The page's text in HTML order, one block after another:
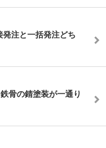
注と一括発注どち
骨の錆塗装が一通り